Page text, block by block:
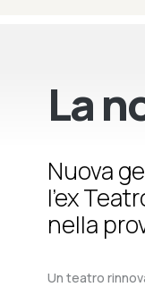
La
Nuova
l’ex
nella
Un teatro